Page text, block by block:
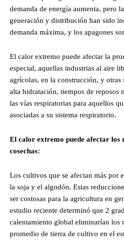
demanda de energía aumenta, pero
generación y distribución han sido
demanda máxima, y los apagones
El calor extremo puede afectar la
especial, aquellas industrias al aire
agrícolas, en la construcción, y otras
alta hidratación, tiempos de reposos
las vías respiratorias para aquellos
asociadas a su sistema respiratorio.
El calor extremo puede afectar los
cosechas:
Los cultivos que se afectan más por
la soja y el algodón. Estas
ser costosas para la agricultura en
estudio reciente determinó que 2
calentamiento global eliminarían los
promedio de tierra de cultivo en el